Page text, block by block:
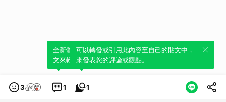
3 1
全新體驗！一鍵引用此內容，透過發布貼
文來輕鬆表達個人立場。
1
可以轉發或引用此內容至自己的貼文中，
來發表您的評論或觀點。